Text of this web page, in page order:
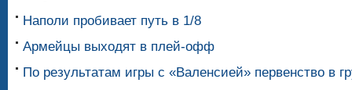
Наполи пробивает путь в 1/8
Армейцы выходят в плей-офф
По результатам игры с «Валенсией» первенство в